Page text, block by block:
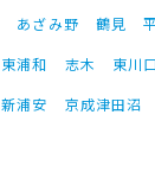
あざみ野 鶴見
東浦和 志木 東川口
新浦安 京成津田沼